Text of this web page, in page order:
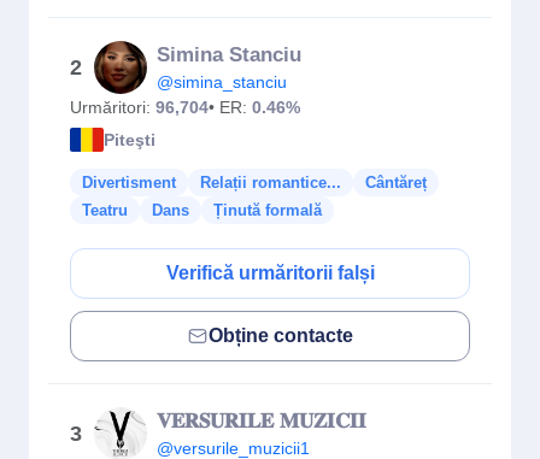
2
Simina Stanciu
@simina_stanciu
Urmăritori: 96,704• ER: 0.46%
Piteşti
Divertisment Relații romantice...
Cântăreț
Teatru
Dans Ținută formală
Verifică urmăritorii falși
Obține contacte
3
𝐕𝐄𝐑𝐒𝐔𝐑𝐈𝐋𝐄 𝐌𝐔𝐙𝐈𝐂𝐈𝐈
@versurile_muzicii1